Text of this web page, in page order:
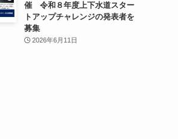
催 令和８年度上下水道スター
トアップチャレンジの発表者を
募集
2026年6月11日